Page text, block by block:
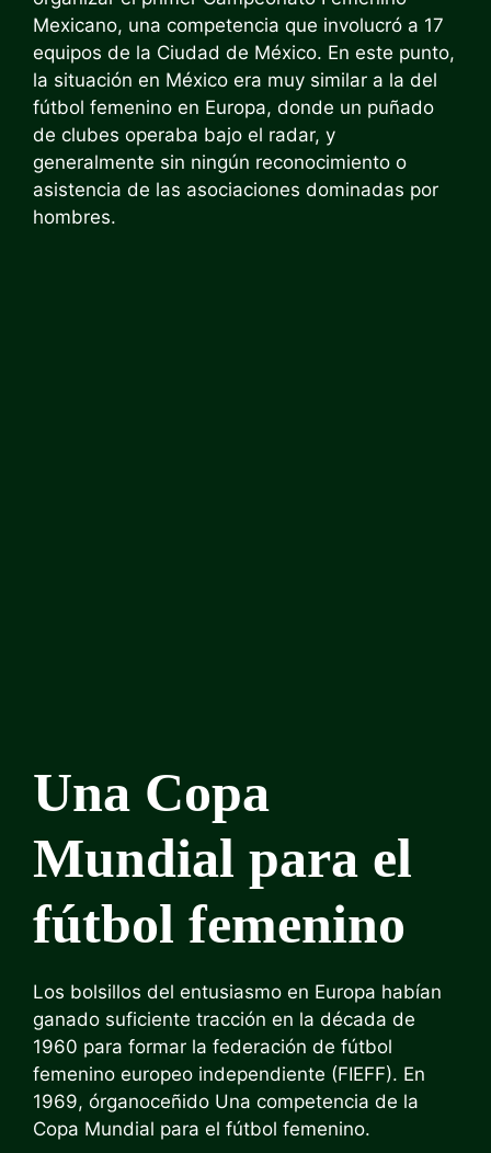
Mexicano, una competencia que involucró a 17
equipos de la Ciudad de México. En este punto,
la situación en México era muy similar a la del
fútbol femenino en Europa, donde un puñado
de clubes operaba bajo el radar, y
generalmente sin ningún reconocimiento o
asistencia de las asociaciones dominadas por
hombres.
Una Copa
Mundial para el
fútbol femenino
Los bolsillos del entusiasmo en Europa habían
ganado suficiente tracción en la década de
1960 para formar la federación de fútbol
femenino europeo independiente (FIEFF). En
1969, órganoceñido Una competencia de la
Copa Mundial para el fútbol femenino.